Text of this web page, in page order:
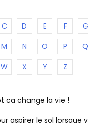
C D E F G
M N O P Q
W X Y Z
ca change la vie !
aspirer le sol lorsque